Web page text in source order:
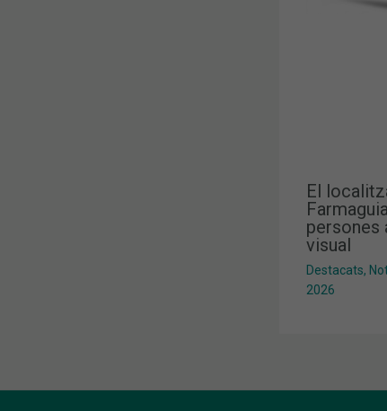
El
persones
visual
Destacats,
2026